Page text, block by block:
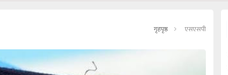
गृहपृष्ठ एसएसपी